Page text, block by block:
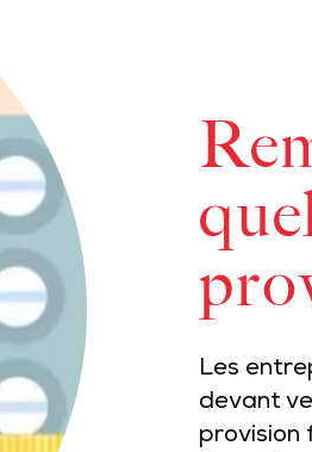
Les
devant
provision